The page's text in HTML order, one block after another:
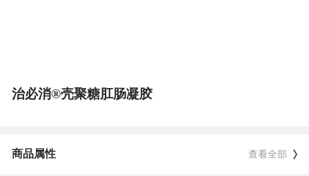
治必消®壳聚糖肛肠凝胶
商品属性 查看全部